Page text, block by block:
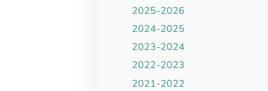
2025-2026
2024-2025
2023-2024
2022-2023
2021-2022